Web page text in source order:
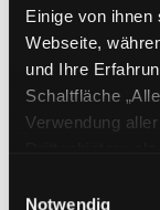
Einige von ihnen
Webseite,
und Ihre
Schaltfläche
Verwendung
Cookies von
Notwendig